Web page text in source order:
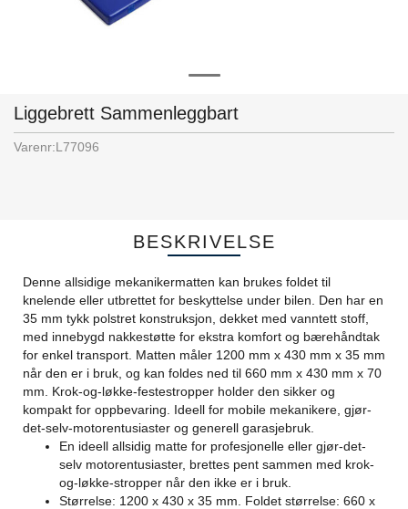
Liggebrett Sammenleggbart
Varenr:L77096
BESKRIVELSE
Denne allsidige mekanikermatten kan brukes foldet til
knelende eller utbrettet for beskyttelse under bilen. Den har en
35 mm tykk polstret konstruksjon, dekket med vanntett stoff,
med innebygd nakkestøtte for ekstra komfort og bærehåndtak
for enkel transport. Matten måler 1200 mm x 430 mm x 35 mm
når den er i bruk, og kan foldes ned til 660 mm x 430 mm x 70
mm. Krok-og-løkke-festestropper holder den sikker og
kompakt for oppbevaring. Ideell for mobile mekanikere, gjør-
det-selv-motorentusiaster og generell garasjebruk.
En ideell allsidig matte for profesjonelle eller gjør-det-
selv motorentusiaster, brettes pent sammen med krok-
og-løkke-stropper når den ikke er i bruk.
Størrelse: 1200 x 430 x 35 mm. Foldet størrelse: 660 x